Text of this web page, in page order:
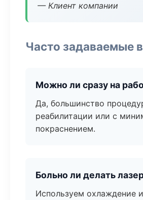
— Клиент компании
Часто задаваемые
Можно ли сразу на
Да, большинство
реабилитации или с
покраснением.
Больно ли делать
Используем охлаждение и